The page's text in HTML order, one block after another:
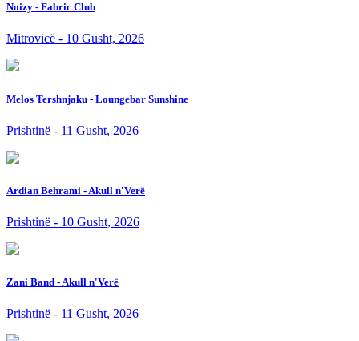
Noizy - Fabric Club
Mitrovicë - 10 Gusht, 2026
Melos Tershnjaku - Loungebar Sunshine
Prishtinë - 11 Gusht, 2026
Ardian Behrami - Akull n'Verë
Prishtinë - 10 Gusht, 2026
Zani Band - Akull n'Verë
Prishtinë - 11 Gusht, 2026